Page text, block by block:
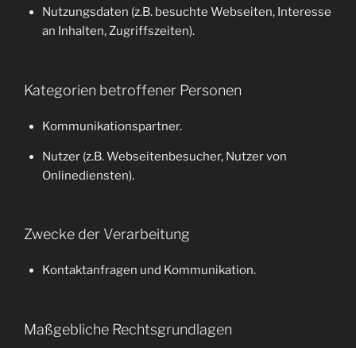
Nutzungsdaten (z.B. besuchte Webseiten, Interesse
an Inhalten, Zugriffszeiten).
Kategorien betroffener Personen
Kommunikationspartner.
Nutzer (z.B. Webseitenbesucher, Nutzer von
Onlinediensten).
Zwecke der Verarbeitung
Kontaktanfragen und Kommunikation.
Maßgebliche Rechtsgrundlagen